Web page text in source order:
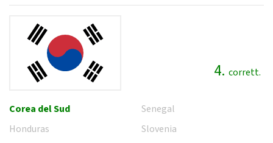
4. corrett.
Corea del Sud
Honduras
Senegal
Slovenia